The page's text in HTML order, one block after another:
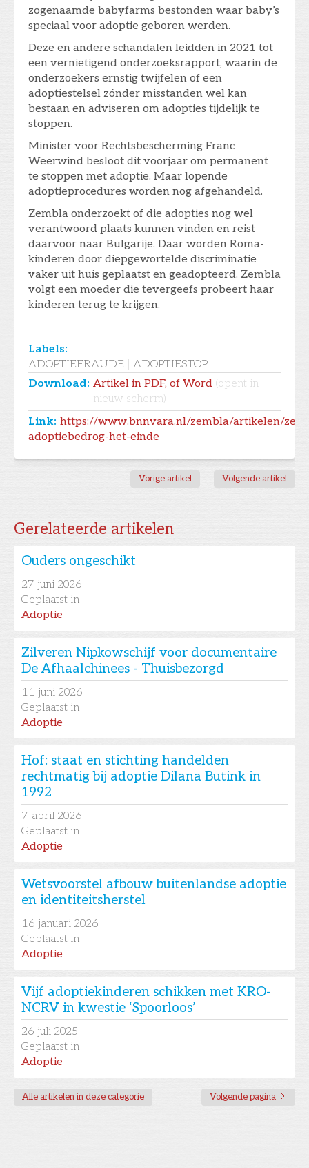
zogenaamde babyfarms bestonden waar baby’s
speciaal voor adoptie geboren werden.
Deze en andere schandalen leidden in 2021 tot
een vernietigend onderzoeksrapport, waarin de
onderzoekers ernstig twijfelen of een
adoptiestelsel zónder misstanden wel kan
bestaan en adviseren om adopties tijdelijk te
stoppen.
Minister voor Rechtsbescherming Franc
Weerwind besloot dit voorjaar om permanent
te stoppen met adoptie. Maar lopende
adoptieprocedures worden nog afgehandeld.
Zembla onderzoekt of die adopties nog wel
verantwoord plaats kunnen vinden en reist
daarvoor naar Bulgarije. Daar worden Roma-
kinderen door diepgewortelde discriminatie
vaker uit huis geplaatst en geadopteerd. Zembla
volgt een moeder die tevergeefs probeert haar
kinderen terug te krijgen.
Labels:
ADOPTIEFRAUDE
ADOPTIESTOP
Download: Artikel in PDF, of Word (opent in
nieuw scherm)
Link: https://www.bnnvara.nl/zembla/artikelen/
adoptiebedrog-het-einde
Vorige artikel Volgende artikel
Gerelateerde artikelen
Ouders ongeschikt
27 juni 2026
Geplaatst in
Adoptie
Zilveren Nipkowschijf voor documentaire
De Afhaalchinees - Thuisbezorgd
11 juni 2026
Geplaatst in
Adoptie
Hof: staat en stichting handelden
rechtmatig bij adoptie Dilana Butink in
1992
7 april 2026
Geplaatst in
Adoptie
Wetsvoorstel afbouw buitenlandse adoptie
en identiteitsherstel
16 januari 2026
Geplaatst in
Adoptie
Vijf adoptiekinderen schikken met KRO-
NCRV in kwestie ‘Spoorloos’
26 juli 2025
Geplaatst in
Adoptie
Alle artikelen in deze categorie Volgende pagina